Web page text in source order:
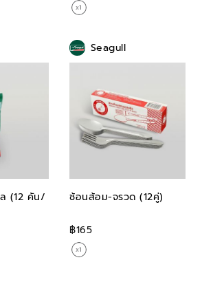
(12 คัน/
Seagull
ช้อนส้อม-จรวด (12คู่)
฿165